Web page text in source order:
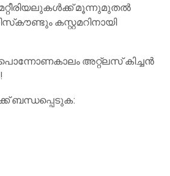
മൂന്നുമുതൽ
കസ്റ്റമറിനായി
അറ്റ്ലസ് കിച്ചൻ
ബന്ധപ്പെടുക: